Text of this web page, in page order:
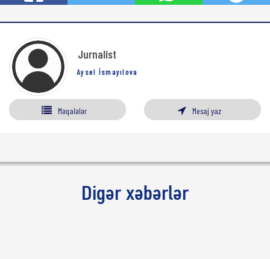
Jurnalist
Aysel İsmayılova
Məqalələr Mesaj yaz
Digər xəbərlər